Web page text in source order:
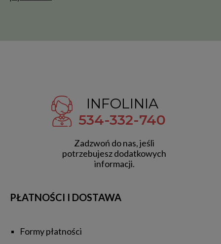
INFOLINIA
534-332-740
Zadzwoń do nas, jeśli
potrzebujesz dodatkowych
informacji.
PŁATNOŚCI I DOSTAWA
Formy płatności